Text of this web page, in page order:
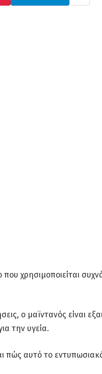
χρησιμοποιείται
ο μαϊντανός είναι
την υγεία.
πώς αυτό το